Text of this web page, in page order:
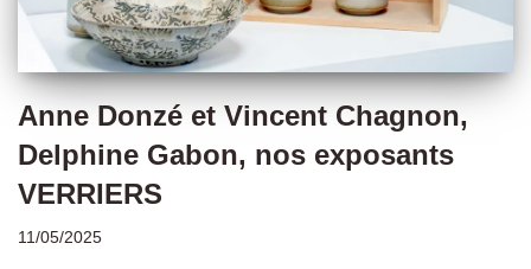
Anne Donzé et Vincent Chagnon,
Delphine Gabon, nos exposants
VERRIERS
11/05/2025